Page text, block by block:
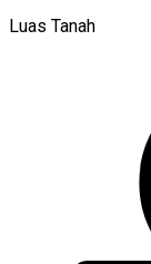
Luas Tanah